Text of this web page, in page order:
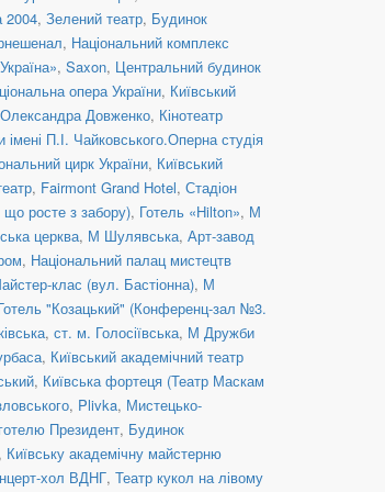
2004, Зелений театр, Будинок
, Національний комплекс
, Saxon, Центральний будинок
опера України, Київський
Довженко, Кінотеатр
П.І. Чайковського.Оперна студія
цирк України, Київський
, Fairmont Grand Hotel, Стадіон
росте з забору), Готель «Hilton», М
церква, М Шулявська, Арт-завод
, Національний палац мистецтв
клас (вул. Бастіонна), М
"Козацький" (Конференц-зал №3.
, ст. м. Голосіївська, М Дружби
, Київський академічний театр
, Київська фортеця (Театр Маскам
, Plivka, Мистецько-
Президент, Будинок
Київську академічну майстерню
хол ВДНГ, Театр кукол на лівому